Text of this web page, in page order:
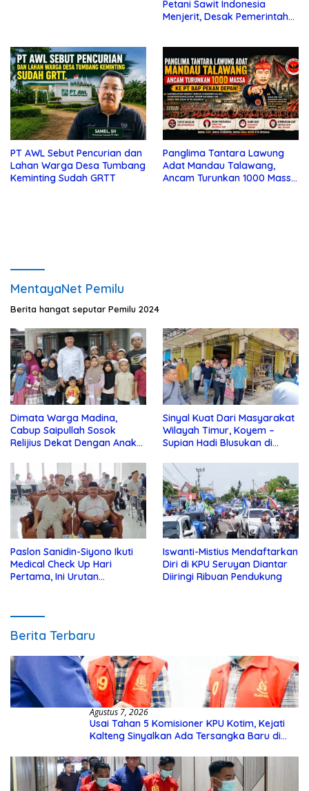
Petani Sawit Indonesia
Menjerit, Desak Pemerintah
PT AWL Sebut Pencurian dan
Lahan Warga Desa Tumbang
Keminting Sudah GRTT
Panglima Tantara Lawung
Adat Mandau Talawang,
Ancam Turunkan 1000 Massa
MentayaNet Pemilu
Berita hangat seputar Pemilu 2024
Dimata Warga Madina,
Cabup Saipullah Sosok
Relijius Dekat Dengan Anak
Sinyal Kuat Dari Masyarakat
Wilayah Timur, Koyem –
Supian Hadi Blusukan di
Paslon Sanidin-Siyono Ikuti
Medical Check Up Hari
Pertama, Ini Urutan
Iswanti-Mistius Mendaftarkan
Diri di KPU Seruyan Diantar
Diiringi Ribuan Pendukung
Berita Terbaru
Agustus 7, 2026
Usai Tahan 5 Komisioner KPU Kotim, Kejati
Kalteng Sinyalkan Ada Tersangka Baru di